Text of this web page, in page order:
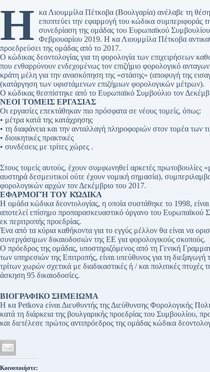
Η κα Λιουμμίλα Πέτκοβα (Βουλγαρία) ανέλαβε τη
εποπτεύει την εφαρμογή του κώδικα συμπεριφοράς
συνεδρίαση της ομάδας του Ευρωπαϊκού
Φεβρουαρίου 2019. Η κα Λιουμμίλα Πέτκοβα
προεδρεύσει της ομάδας από το 2017.
Ο κώδικας δεοντολογίας για τη φορολογία των επιχειρήσεων
που ενθαρρύνουν ενδεχομένως τον επιζήμιο φορολογικό
κράτη μέλη για την ανασκόπηση της «στάσης» (αποφυγή της
(κατάργηση των υφιστάμενων επιζήμιων φορολογικών μέτρων).
Ο κώδικας θεσπίστηκε από το Ευρωπαϊκό Συμβούλιο τον
ΝΕΟΙ ΤΟΜΕΙΣ ΕΡΓΑΣΙΑΣ
Οι εργασίες επεκτάθηκαν πιο πρόσφατα σε νέους τομείς, όπως:
• μέτρα κατά της κατάχρησης
• τη διαφάνεια και την ανταλλαγή πληροφοριών στον τομέα των
• διοικητικές πρακτικές
• συνδέσεις με τρίτες χώρες .
Στους τομείς αυτούς, έχουν συμφωνηθεί αρκετές πρωτοβουλίες
αυστηρά δεσμευτικοί ούτε έχουν νομική σημασία),
φορολογικών αρχών τον Δεκέμβριο του 2017.
ΕΦΑΡΜΟΓΉ ΤΟΥ ΚΏΔΙΚΑ
Η ομάδα κώδικα δεοντολογίας, η οποία συστάθηκε το 1998,
αποτελεί επίσημο προπαρασκευαστικό όργανο του Ευρωπαϊκού
εκ περιτροπής προεδρίας.
Ένα από τα κύρια καθήκοντα για το εγγύς μέλλον θα είναι να
συνεργάσιμων δικαιοδοσιών της ΕΕ για φορολογικούς σκοπούς.
Ο πρόεδρος της ομάδας, υποστηριζόμενος από τη Γενική
των υπηρεσιών της Επιτροπής, είναι υπεύθυνος για τη
τρίτων χωρών σχετικά με διαδικαστικές ή / και πολιτικές
άσκηση 95 δικαιοδοσίες.
ΒΙΟΓΡΑΦΙΚΟ ΣΗΜΕΙΩΜΑ
Η κα Petkova είναι Διευθυντής της Διεύθυνσης Φορολογικής
κατά τη διάρκεια της βουλγαρικής προεδρίας του Συμβουλίου,
και διετέλεσε πρώτος αντιπρόεδρος της ομάδας κώδικα
Κοινοποιήστε: